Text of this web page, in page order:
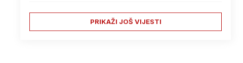
PRIKAŽI JOŠ VIJESTI